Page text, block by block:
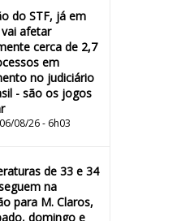
do STF, já em
afetar
cerca de 2,7
em
no judiciário
- são os jogos
08/26 - 6h03
de 33 e 34
na
para M. Claros,
domingo e